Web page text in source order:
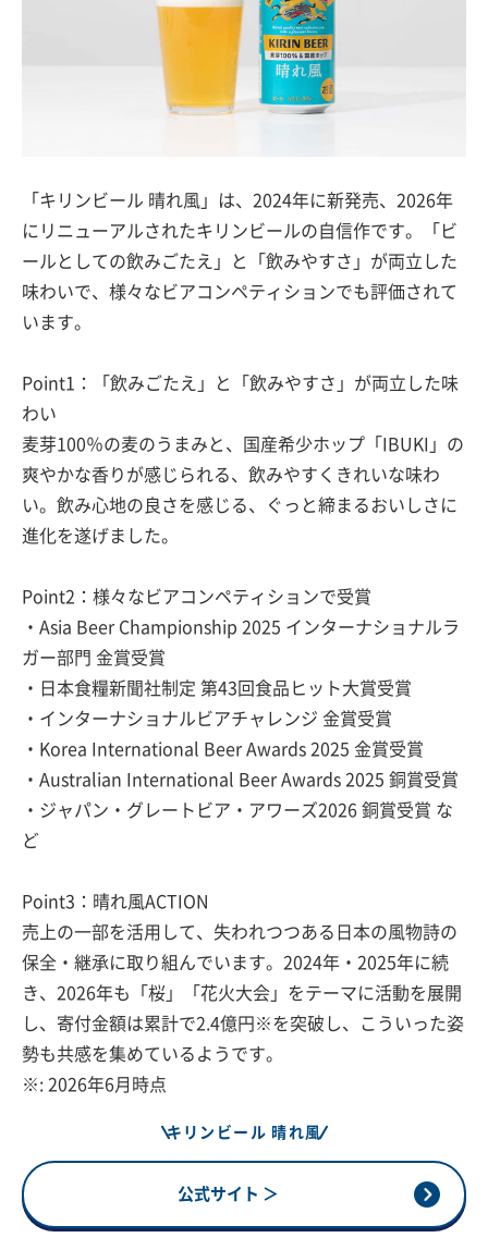
「キリンビール 晴れ風」は、2024年に新発売、2026年
にリニューアルされたキリンビールの自信作です。「ビ
ールとしての飲みごたえ」と「飲みやすさ」が両立した
味わいで、様々なビアコンペティションでも評価されて
います。
Point1：「飲みごたえ」と「飲みやすさ」が両立した味
わい
麦芽100％の麦のうまみと、国産希少ホップ「IBUKI」の
爽やかな香りが感じられる、飲みやすくきれいな味わ
い。飲み心地の良さを感じる、ぐっと締まるおいしさに
進化を遂げました。
Point2：様々なビアコンペティションで受賞
・Asia Beer Championship 2025 インターナショナルラ
ガー部門 金賞受賞
・日本食糧新聞社制定 第43回食品ヒット大賞受賞
・インターナショナルビアチャレンジ 金賞受賞
・Korea International Beer Awards 2025 金賞受賞
・Australian International Beer Awards 2025 銅賞受賞
・ジャパン・グレートビア・アワーズ2026 銅賞受賞 な
ど
Point3：晴れ風ACTION
売上の一部を活用して、失われつつある日本の風物詩の
保全・継承に取り組んでいます。2024年・2025年に続
き、2026年も「桜」「花火大会」をテーマに活動を展開
し、寄付金額は累計で2.4億円※を突破し、こういった姿
勢も共感を集めているようです。
※: 2026年6月時点
キリンビール 晴れ風
公式サイト ＞